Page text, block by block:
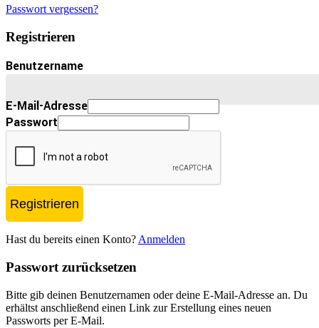
Passwort vergessen?
Registrieren
Benutzername
E-Mail-Adresse
Passwort
Registrieren
Hast du bereits einen Konto?Anmelden
Passwort zurücksetzen
Bitte gib deinen Benutzernamen oder deine E-Mail-Adresse an. Du
erhältst anschließend einen Link zur Erstellung eines neuen
Passworts per E-Mail.